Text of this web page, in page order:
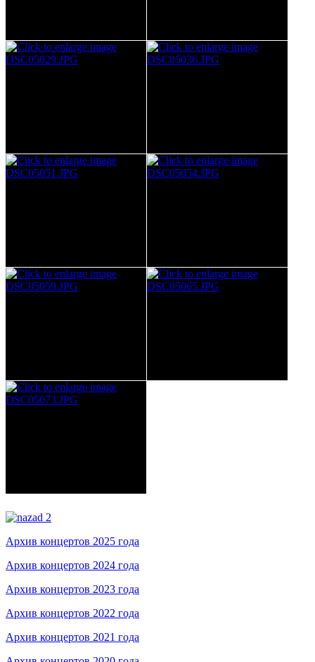
Архив концертов 2025 года
Архив концертов 2024 года
Архив концертов 2023 года
Архив концертов 2022 года
Архив концертов 2021 года